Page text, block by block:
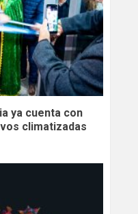
ya cuenta con
climatizadas